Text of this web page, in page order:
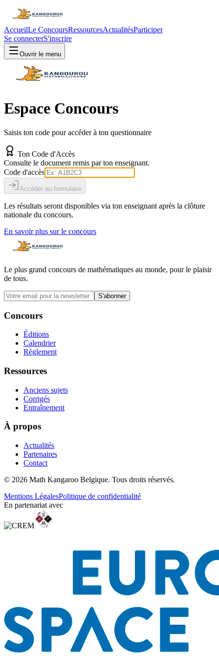
AccueilLe ConcoursRessourcesActualitésParticiper
Se connecterS'inscrire
Ouvrir le menu
Espace Concours
Saisis ton code pour accéder à ton questionnaire
Ton Code d'Accès
Consulte le document remis par ton enseignant.
Code d'accès
Accéder au formulaire
Les résultats seront disponibles via ton enseignant après la clôture
nationale du concours.
En savoir plus sur le concours
Le plus grand concours de mathématiques au monde, pour le plaisir
de tous.
S'abonner
Concours
Éditions
Calendrier
Règlement
Ressources
Anciens sujets
Corrigés
Entraînement
À propos
Actualités
Partenaires
Contact
© 2026 Math Kangaroo Belgique. Tous droits réservés.
Mentions LégalesPolitique de confidentialité
En partenariat avec